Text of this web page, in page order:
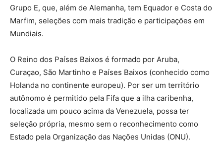
Grupo E, que, além de Alemanha, tem Equador e Costa do
Marfim, seleções com mais tradição e participações em
Mundiais.
O Reino dos Países Baixos é formado por Aruba,
Curaçao, São Martinho e Países Baixos (conhecido como
Holanda no continente europeu). Por ser um território
autônomo é permitido pela Fifa que a ilha caribenha,
localizada um pouco acima da Venezuela, possa ter
seleção própria, mesmo sem o reconhecimento como
Estado pela Organização das Nações Unidas (ONU).